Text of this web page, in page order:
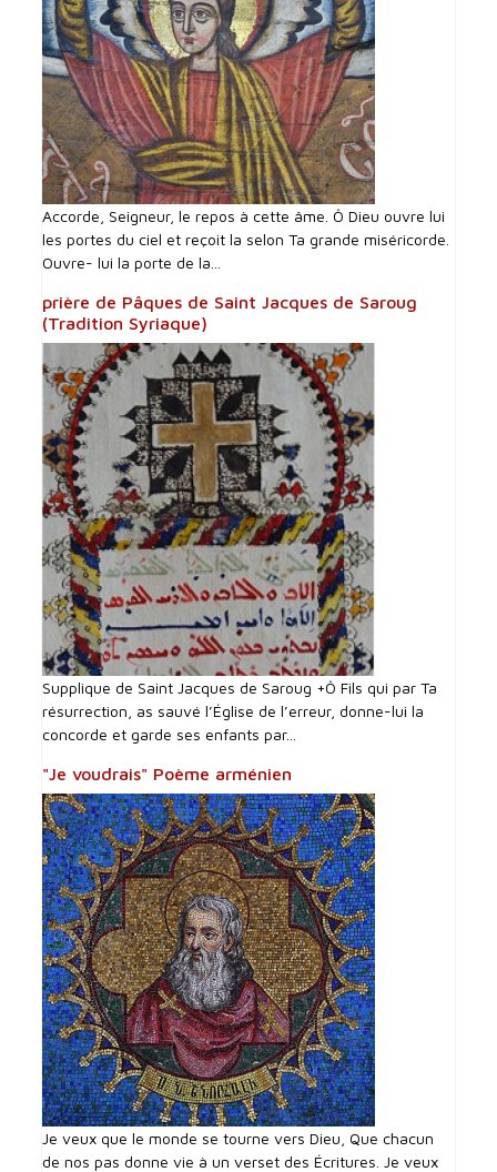
Accorde, Seigneur, le repos à cette âme. Ô Dieu ouvre lui
les portes du ciel et reçoit la selon Ta grande miséricorde.
Ouvre- lui la porte de la...
prière de Pâques de Saint Jacques de Saroug
(Tradition Syriaque)
Supplique de Saint Jacques de Saroug +Ô Fils qui par Ta
résurrection, as sauvé l’Église de l’erreur, donne-lui la
concorde et garde ses enfants par...
"Je voudrais" Poème arménien
Je veux que le monde se tourne vers Dieu, Que chacun
de nos pas donne vie à un verset des Écritures. Je veux